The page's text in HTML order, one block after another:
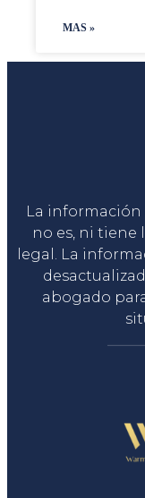
MAS »
La información
no es, ni tiene
legal. La
abogado